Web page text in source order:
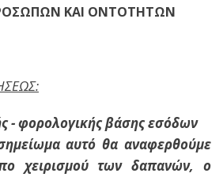
ΚΑΙ ΟΝΤΟΤΗΤΩΝ
- φορολογικής βάσης εσόδων
αυτό θα αναφερθούμε
χειρισμού των δαπανών, ο